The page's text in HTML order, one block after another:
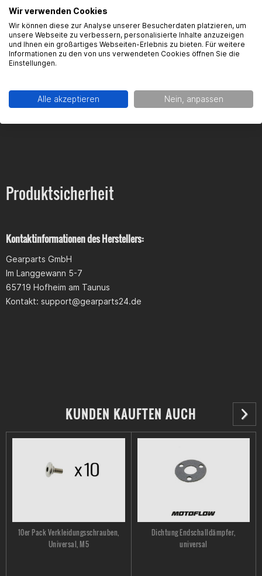
Hier findest du die häufigsten Fragen und die dazugehörigen
Produktsicherheit
Kontaktinformationen des Herstellers:
Gearparts GmbH
Im Langgewann 5-7
65719 Hofheim am Taunus
Kontakt: support@gearparts24.de
KUNDEN KAUFTEN AUCH
10er Pack Verkleidungsschrauben,
Universal, M5
Dichtung Endschalldämpfer,
universal
Wir verwenden Cookies
Wir können diese zur Analyse unserer Besucherdaten platzieren, um
unsere Webseite zu verbessern, personalisierte Inhalte anzuzeigen
und Ihnen ein großartiges Webseiten-Erlebnis zu bieten. Für weitere
Informationen zu den von uns verwendeten Cookies öffnen Sie die
Einstellungen.
Alle akzeptieren Nein, anpassen